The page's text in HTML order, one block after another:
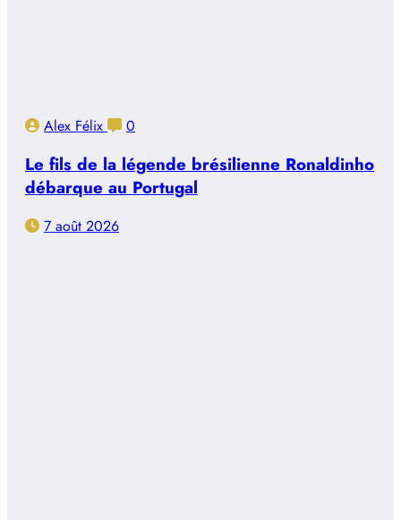
Alex Félix 0
Le fils de la légende brésilienne Ronaldinho
débarque au Portugal
7 août 2026